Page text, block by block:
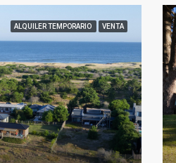
ALQUILER TEMPORARIO VENTA